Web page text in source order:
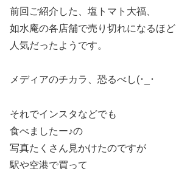
前回ご紹介した、塩トマト大福、
如水庵の各店舗で売り切れになるほど
人気だったようです。
メディアのチカラ、恐るべし(･_･
それでインスタなどでも
食べましたー♪の
写真たくさん見かけたのですが
駅や空港で買って